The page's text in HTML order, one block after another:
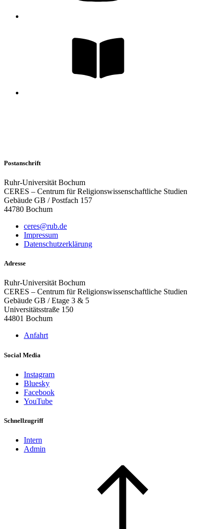
Postanschrift
Ruhr-Universität Bochum
CERES – Centrum für Religionswissenschaftliche Studien
Gebäude GB / Postfach 157
44780 Bochum
ceres@rub.de
Impressum
Datenschutzerklärung
Adresse
Ruhr-Universität Bochum
CERES – Centrum für Religionswissenschaftliche Studien
Gebäude GB / Etage 3 & 5
Universitätsstraße 150
44801 Bochum
Anfahrt
Social Media
Instagram
Bluesky
Facebook
YouTube
Schnellzugriff
Intern
Admin